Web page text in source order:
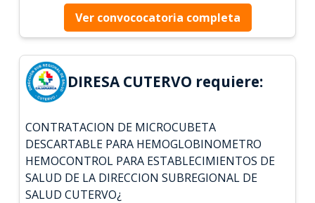
Ver convococatoria completa
DIRESA CUTERVO requiere:
CONTRATACION DE MICROCUBETA
DESCARTABLE PARA HEMOGLOBINOMETRO
HEMOCONTROL PARA ESTABLECIMIENTOS DE
SALUD DE LA DIRECCION SUBREGIONAL DE
SALUD CUTERVO¿